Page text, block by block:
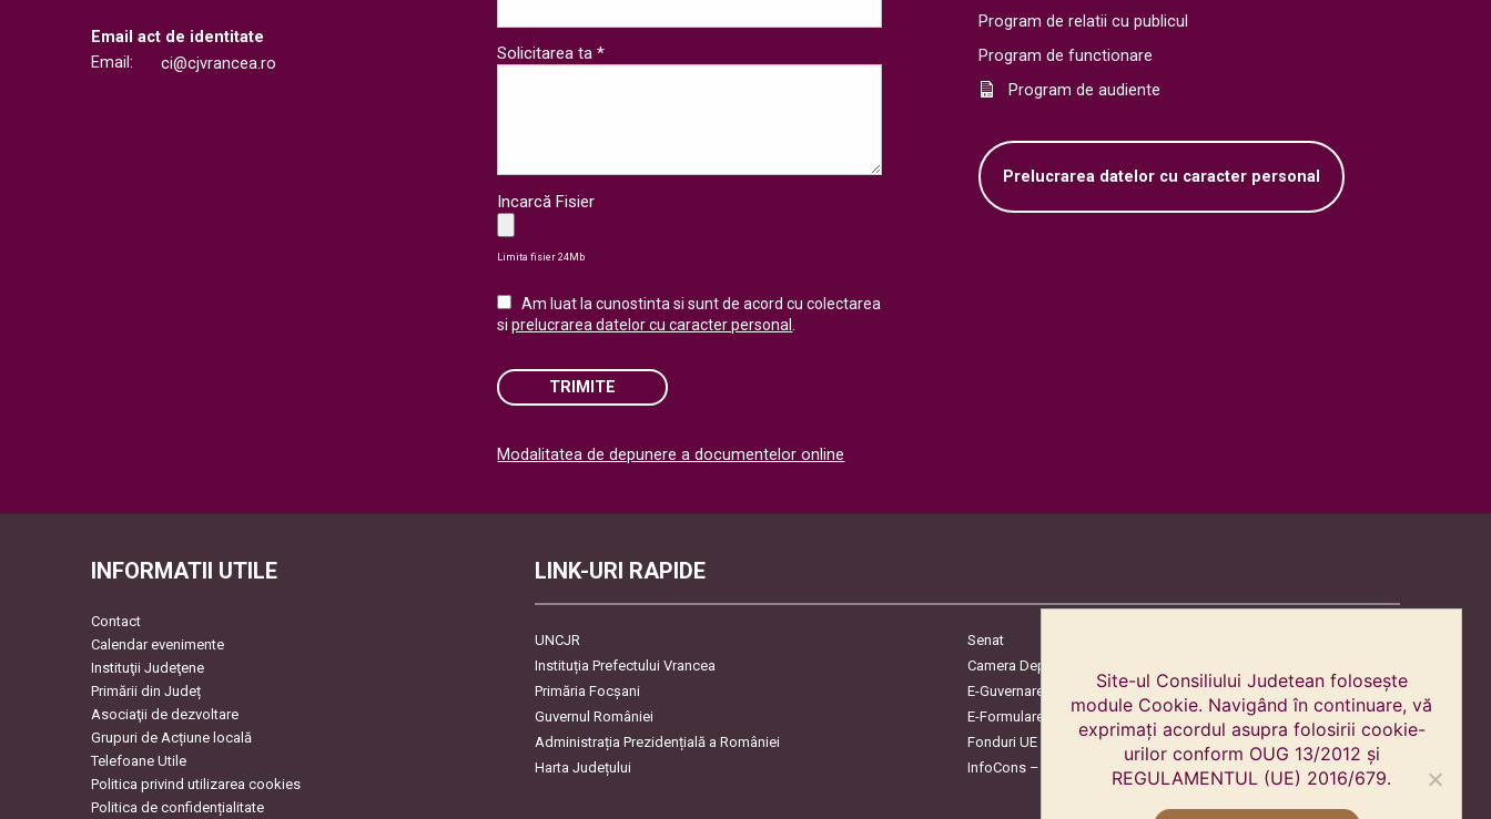
Email act de identitate
Email:
ci@cjvrancea.ro
Program de relatii cu publicul
Program de functionare
Program de audiente
Prelucrarea datelor cu caracter personal
Solicitarea ta *
Incarcă Fisier
Limita fisier 24Mb
Am luat la cunostinta si sunt de acord cu colectarea
siprelucrarea datelor cu caracter personal.
TRIMITE
Please
field
Modalitatea de depunere a documentelor online
INFORMATII UTILE
Contact
Calendar evenimente
Instituţii Judeţene
Primării din Județ
Asociaţii de dezvoltare
Grupuri de Acțiune locală
Telefoane Utile
Politica privind utilizarea cookies
Politica de confidențialitate
LINK-URI RAPIDE
UNCJR
Senat
Instituția Prefectului Vrancea
Camera Deputaților
Primăria Focşani
E-Guvernare
Guvernul României
E-Formulare
Administrația Prezidențială a României
Fonduri UE
Harta Județului
InfoCons – Protecția Consumatorilor
Site-ul Consiliului Judetean folosește
module Cookie. Navigând în continuare, vă
exprimați acordul asupra folosirii cookie-
urilor conform OUG 13/2012 și
REGULAMENTUL (UE) 2016/679.